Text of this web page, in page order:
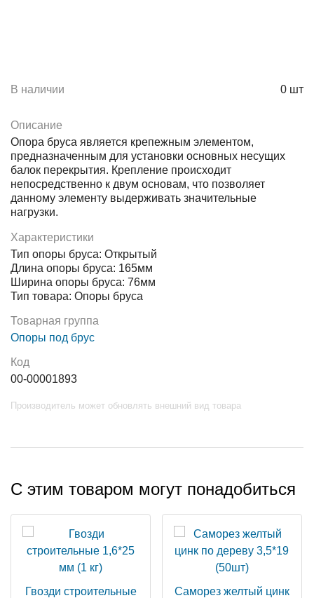
В наличии 0 шт
Описание
Опора бруса является крепежным элементом,
предназначенным для установки основных несущих
балок перекрытия. Крепление происходит
непосредственно к двум основам, что позволяет
данному элементу выдерживать значительные
нагрузки.
Характеристики
Тип опоры бруса: Открытый
Длина опоры бруса: 165мм
Ширина опоры бруса: 76мм
Тип товара: Опоры бруса
Товарная группа
Опоры под брус
Код
00-00001893
Производитель может обновлять внешний вид товара
С этим товаром могут понадобиться
Гвозди строительные
Саморез желтый цинк